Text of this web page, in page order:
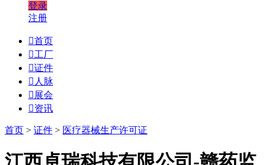
登录
注册
首页
工厂
证件
 人脉
 展会
资讯
首页 > 证件 > 医疗器械生产许可证